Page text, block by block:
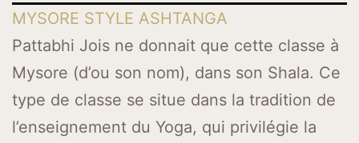
MYSORE STYLE ASHTANGA
Pattabhi Jois ne donnait que cette classe à
Mysore (d’ou son nom), dans son Shala. Ce
type de classe se situe dans la tradition de
l’enseignement du Yoga, qui privilégie la